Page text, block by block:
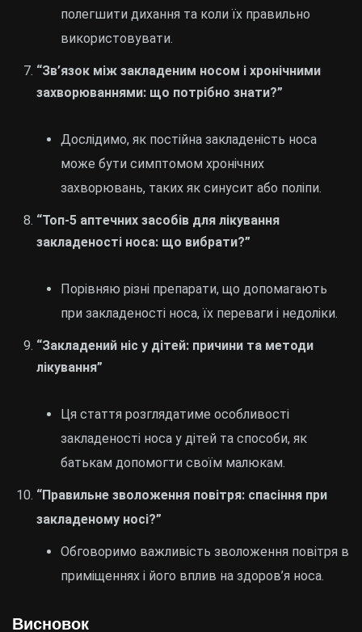
полегшити дихання та коли їх правильно
використовувати.
“Зв’язок між закладеним носом і хронічними
захворюваннями: що потрібно знати?”
Дослідимо, як постійна закладеність носа
може бути симптомом хронічних
захворювань, таких як синусит або поліпи.
“Топ-5 аптечних засобів для лікування
закладеності носа: що вибрати?”
Порівняю різні препарати, що допомагають
при закладеності носа, їх переваги і недоліки.
“Закладений ніс у дітей: причини та методи
лікування”
Ця стаття розглядатиме особливості
закладеності носа у дітей та способи, як
батькам допомогти своїм малюкам.
“Правильне зволоження повітря: спасіння при
закладеному носі?”
Обговоримо важливість зволоження повітря в
приміщеннях і його вплив на здоров’я носа.
Висновок